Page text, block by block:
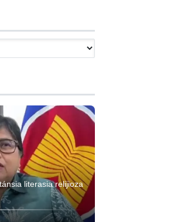
literasia relijioza